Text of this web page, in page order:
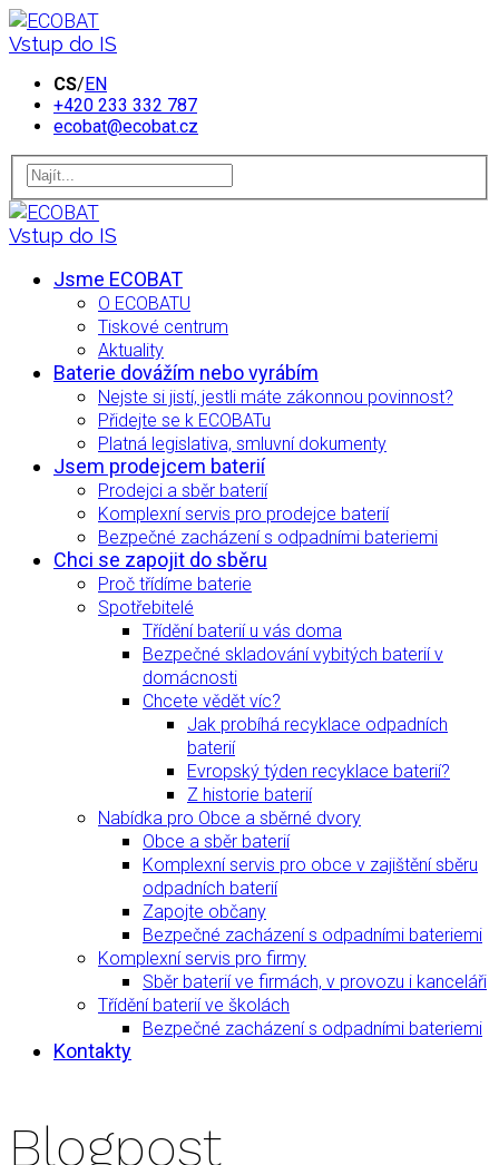
Vstup do IS
CS/EN
+420 233 332 787
ecobat@ecobat.cz
Vstup do IS
Jsme ECOBAT
O ECOBATU
Tiskové centrum
Aktuality
Baterie dovážím nebo vyrábím
Nejste si jistí, jestli máte zákonnou povinnost?
Přidejte se k ECOBATu
Platná legislativa, smluvní dokumenty
Jsem prodejcem baterií
Prodejci a sběr baterií
Komplexní servis pro prodejce baterií
Bezpečné zacházení s odpadními bateriemi
Chci se zapojit do sběru
Proč třídíme baterie
Spotřebitelé
Třídění baterií u vás doma
Bezpečné skladování vybitých baterií v
domácnosti
Chcete vědět víc?
Jak probíhá recyklace odpadních
baterií
Evropský týden recyklace baterií?
Z historie baterií
Nabídka pro Obce a sběrné dvory
Obce a sběr baterií
Komplexní servis pro obce v zajištění sběru
odpadních baterií
Zapojte občany
Bezpečné zacházení s odpadními bateriemi
Komplexní servis pro firmy
Sběr baterií ve firmách, v provozu i kanceláři
Třídění baterií ve školách
Bezpečné zacházení s odpadními bateriemi
Kontakty
Blogpost